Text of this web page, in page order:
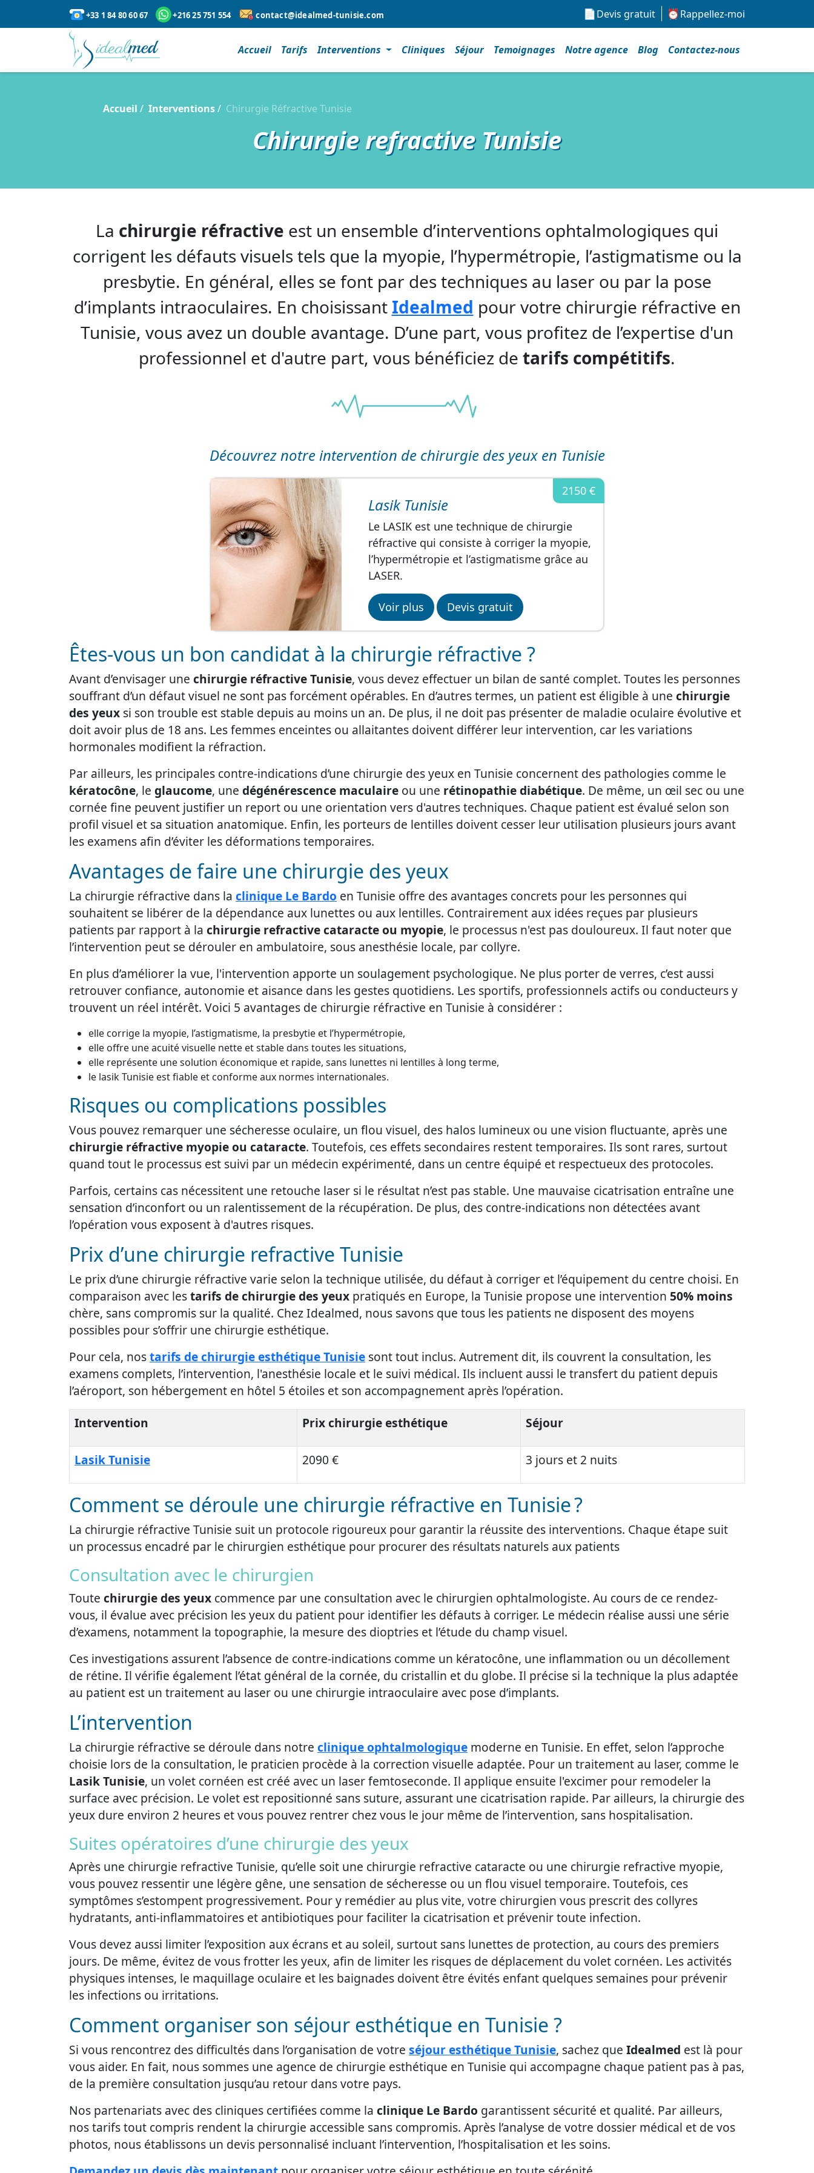
+33 1 84 80 60 67 +216 25 751 554 contact@idealmed-tunisie.com Devis gratuit Rappellez-moi
Accueil Tarifs Interventions Cliniques Séjour Temoignages Notre agence Blog Contactez-nous
Accueil Interventions Chirurgie Réfractive Tunisie
Chirurgie refractive Tunisie
La chirurgie réfractive est un ensemble d’interventions ophtalmologiques qui
corrigent les défauts visuels tels que la myopie, l’hypermétropie, l’astigmatisme ou la
presbytie. En général, elles se font par des techniques au laser ou par la pose
d’implants intraoculaires. En choisissantIdealmed pour votre chirurgie réfractive en
Tunisie, vous avez un double avantage. D’une part, vous profitez de l’expertise d'un
professionnel et d'autre part, vous bénéficiez de tarifs compétitifs.
Découvrez notre intervention de chirurgie des yeux en Tunisie
Lasik Tunisie
Le LASIK est une technique de chirurgie
réfractive qui consiste à corriger la myopie,
l’hypermétropie et l’astigmatisme grâce au
LASER.
2150 €
Voir plus Devis gratuit
Êtes-vous un bon candidat à la chirurgie réfractive ?
Avant d’envisager une chirurgie réfractive Tunisie, vous devez effectuer un bilan de santé complet. Toutes les personnes
souffrant d’un défaut visuel ne sont pas forcément opérables. En d’autres termes, un patient est éligible à une chirurgie
des yeux si son trouble est stable depuis au moins un an. De plus, il ne doit pas présenter de maladie oculaire évolutive et
doit avoir plus de 18 ans. Les femmes enceintes ou allaitantes doivent différer leur intervention, car les variations
hormonales modifient la réfraction.
Par ailleurs, les principales contre-indications d’une chirurgie des yeux en Tunisie concernent des pathologies comme le
kératocône, le glaucome, une dégénérescence maculaire ou une rétinopathie diabétique. De même, un œil sec ou une
cornée fine peuvent justifier un report ou une orientation vers d'autres techniques. Chaque patient est évalué selon son
profil visuel et sa situation anatomique. Enfin, les porteurs de lentilles doivent cesser leur utilisation plusieurs jours avant
les examens afin d’éviter les déformations temporaires.
Avantages de faire une chirurgie des yeux
La chirurgie réfractive dans la clinique Le Bardo en Tunisie offre des avantages concrets pour les personnes qui
souhaitent se libérer de la dépendance aux lunettes ou aux lentilles. Contrairement aux idées reçues par plusieurs
patients par rapport à la chirurgie refractive cataracte ou myopie, le processus n'est pas douloureux. Il faut noter que
l’intervention peut se dérouler en ambulatoire, sous anesthésie locale, par collyre.
En plus d’améliorer la vue, l'intervention apporte un soulagement psychologique. Ne plus porter de verres, c’est aussi
retrouver confiance, autonomie et aisance dans les gestes quotidiens. Les sportifs, professionnels actifs ou conducteurs y
trouvent un réel intérêt. Voici 5 avantages de chirurgie réfractive en Tunisie à considérer :
elle corrige la myopie, l’astigmatisme, la presbytie et l’hypermétropie,
elle offre une acuité visuelle nette et stable dans toutes les situations,
elle représente une solution économique et rapide, sans lunettes ni lentilles à long terme,
le lasik Tunisie est fiable et conforme aux normes internationales.
Risques ou complications possibles
Vous pouvez remarquer une sécheresse oculaire, un flou visuel, des halos lumineux ou une vision fluctuante, après une
chirurgie réfractive myopie ou cataracte. Toutefois, ces effets secondaires restent temporaires. Ils sont rares, surtout
quand tout le processus est suivi par un médecin expérimenté, dans un centre équipé et respectueux des protocoles.
Parfois, certains cas nécessitent une retouche laser si le résultat n’est pas stable. Une mauvaise cicatrisation entraîne une
sensation d’inconfort ou un ralentissement de la récupération. De plus, des contre-indications non détectées avant
l’opération vous exposent à d'autres risques.
Prix d’une chirurgie refractive Tunisie
Le prix d’une chirurgie réfractive varie selon la technique utilisée, du défaut à corriger et l’équipement du centre choisi. En
comparaison avec lestarifs de chirurgie des yeux pratiqués en Europe, la Tunisie propose une intervention 50% moins
chère, sans compromis sur la qualité. Chez Idealmed, nous savons que tous les patients ne disposent des moyens
possibles pour s’offrir une chirurgie esthétique.
Pour cela, nostarifs de chirurgie esthétique Tunisie sont tout inclus. Autrement dit, ils couvrent la consultation, les
examens complets, l’intervention, l'anesthésie locale et le suivi médical. Ils incluent aussi le transfert du patient depuis
l’aéroport, son hébergement en hôtel 5 étoiles et son accompagnement après l’opération.
Intervention
Prix chirurgie esthétique Séjour
Lasik Tunisie 2090 € 3 jours et 2 nuits
Comment se déroule une chirurgie réfractive en Tunisie ?
La chirurgie réfractive Tunisie suit un protocole rigoureux pour garantir la réussite des interventions. Chaque étape suit
un processus encadré par le chirurgien esthétique pour procurer des résultats naturels aux patients
Consultation avec le chirurgien
Toute chirurgie des yeux commence par une consultation avec le chirurgien ophtalmologiste. Au cours de ce rendez-
vous, il évalue avec précision les yeux du patient pour identifier les défauts à corriger. Le médecin réalise aussi une série
d’examens, notamment la topographie, la mesure des dioptries et l’étude du champ visuel.
Ces investigations assurent l’absence de contre-indications comme un kératocône, une inflammation ou un décollement
de rétine. Il vérifie également l’état général de la cornée, du cristallin et du globe. Il précise si la technique la plus adaptée
au patient est un traitement au laser ou une chirurgie intraoculaire avec pose d’implants.
L’intervention
La chirurgie réfractive se déroule dans notre clinique ophtalmologique moderne en Tunisie. En effet, selon l’approche
choisie lors de la consultation, le praticien procède à la correction visuelle adaptée. Pour un traitement au laser, comme le
Lasik Tunisie, un volet cornéen est créé avec un laser femtoseconde. Il applique ensuite l'excimer pour remodeler la
surface avec précision. Le volet est repositionné sans suture, assurant une cicatrisation rapide. Par ailleurs, la chirurgie des
yeux dure environ 2 heures et vous pouvez rentrer chez vous le jour même de l’intervention, sans hospitalisation.
Suites opératoires d’une chirurgie des yeux
Après une chirurgie refractive Tunisie, qu’elle soit une chirurgie refractive cataracte ou une chirurgie refractive myopie,
vous pouvez ressentir une légère gêne, une sensation de sécheresse ou un flou visuel temporaire. Toutefois, ces
symptômes s’estompent progressivement. Pour y remédier au plus vite, votre chirurgien vous prescrit des collyres
hydratants, anti-inflammatoires et antibiotiques pour faciliter la cicatrisation et prévenir toute infection.
Vous devez aussi limiter l’exposition aux écrans et au soleil, surtout sans lunettes de protection, au cours des premiers
jours. De même, évitez de vous frotter les yeux, afin de limiter les risques de déplacement du volet cornéen. Les activités
physiques intenses, le maquillage oculaire et les baignades doivent être évités enfant quelques semaines pour prévenir
les infections ou irritations.
Comment organiser son séjour esthétique en Tunisie ?
Si vous rencontrez des difficultés dans l’organisation de votre séjour esthétique Tunisie, sachez que Idealmed est là pour
vous aider. En fait, nous sommes une agence de chirurgie esthétique en Tunisie qui accompagne chaque patient pas à pas,
de la première consultation jusqu’au retour dans votre pays.
Nos partenariats avec des cliniques certifiées comme la clinique Le Bardo garantissent sécurité et qualité. Par ailleurs,
nos tarifs tout compris rendent la chirurgie accessible sans compromis. Après l’analyse de votre dossier médical et de vos
photos, nous établissons un devis personnalisé incluant l’intervention, l’hospitalisation et les soins.